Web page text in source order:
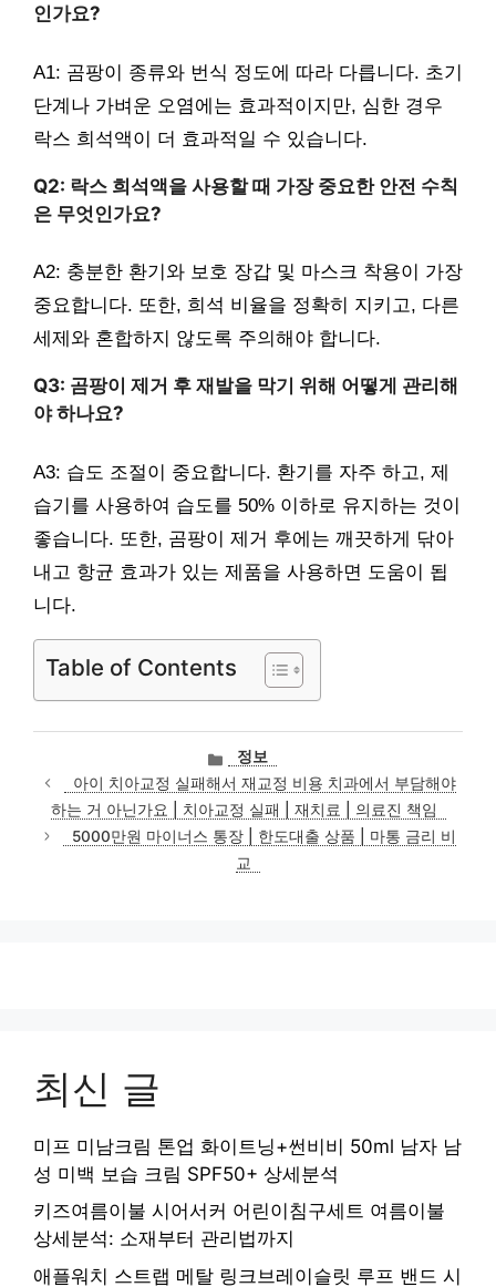
인가요?
A1: 곰팡이 종류와 번식 정도에 따라 다릅니다. 초기
단계나 가벼운 오염에는 효과적이지만, 심한 경우
락스 희석액이 더 효과적일 수 있습니다.
Q2: 락스 희석액을 사용할 때 가장 중요한 안전 수칙
은 무엇인가요?
A2: 충분한 환기와 보호 장갑 및 마스크 착용이 가장
중요합니다. 또한, 희석 비율을 정확히 지키고, 다른
세제와 혼합하지 않도록 주의해야 합니다.
Q3: 곰팡이 제거 후 재발을 막기 위해 어떻게 관리해
야 하나요?
A3: 습도 조절이 중요합니다. 환기를 자주 하고, 제
습기를 사용하여 습도를 50% 이하로 유지하는 것이
좋습니다. 또한, 곰팡이 제거 후에는 깨끗하게 닦아
내고 항균 효과가 있는 제품을 사용하면 도움이 됩
니다.
Table of Contents
카
테
고
리
정보
아이 치아교정 실패해서 재교정 비용 치과에서 부담해야
하는 거 아닌가요 | 치아교정 실패 | 재치료 | 의료진 책임
5000만원 마이너스 통장 | 한도대출 상품 | 마통 금리 비
교
최신 글
미프 미남크림 톤업 화이트닝+썬비비 50ml 남자 남
성 미백 보습 크림 SPF50+ 상세분석
키즈여름이불 시어서커 어린이침구세트 여름이불
상세분석: 소재부터 관리법까지
애플워치 스트랩 메탈 링크브레이슬릿 루프 밴드 시